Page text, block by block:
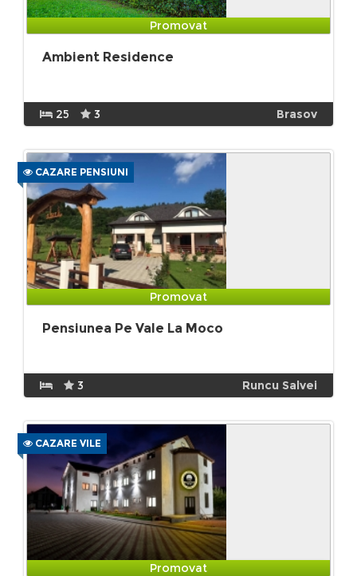
Promovat
Ambient Residence
25 3 Brasov
CAZARE PENSIUNI
Promovat
Pensiunea Pe Vale La Moco
3 Runcu Salvei
CAZARE VILE
Promovat